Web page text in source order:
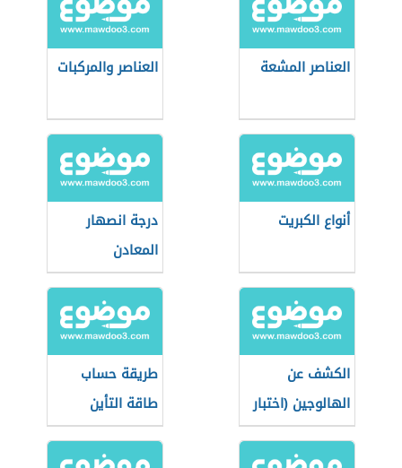
العناصر المشعة العناصر والمركبات
أنواع الكبريت
درجة انصهار
المعادن
الكشف عن
الهالوجين (اختبار
بيلشتاين)
طريقة حساب
طاقة التأين